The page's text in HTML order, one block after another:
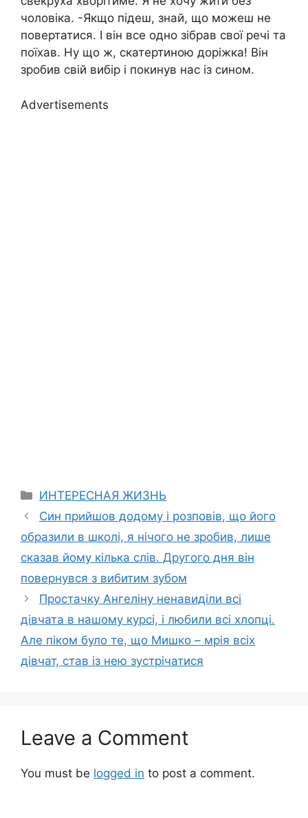
чоловіка. -Якщо підеш, знай, що можеш не
повертатися. І він все одно зібрав свої речі та
поїхав. Ну що ж, скатертиною доріжка! Він
зробив свій вибір і покинув нас із сином.
Advertisements
Categories
ИНТЕРЕСНАЯ ЖИЗНЬ
Син прийшов додому і розповів, що його
образили в школі, я нічого не зробив, лише
сказав йому кілька слів. Другого дня він
повернувся з вибитим зубом
Простачку Ангеліну ненавиділи всі
дівчата в нашому курсі, і любили всі хлопці.
Але піком було те, що Мишко – мрія всіх
дівчат, став із нею зустрічатися
Leave a Comment
You must be logged in to post a comment.